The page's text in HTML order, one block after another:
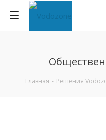
Главная - Решения